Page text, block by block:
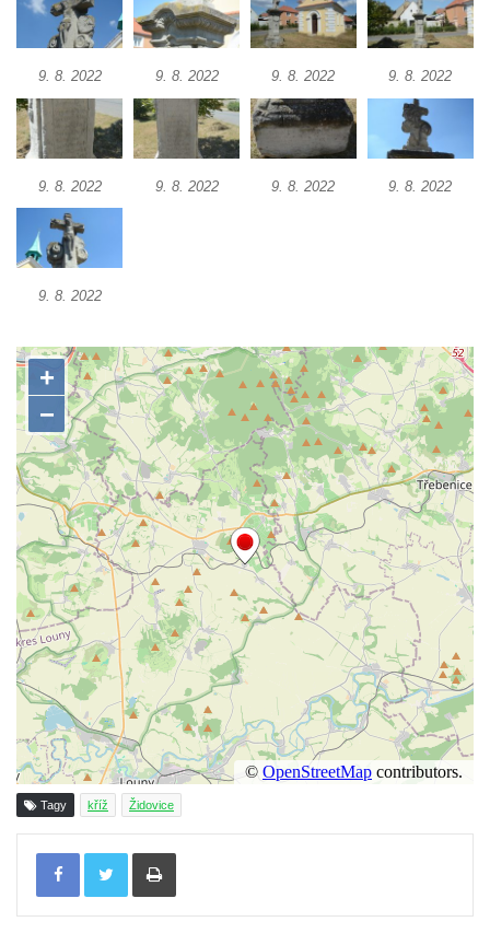
Kříž jižně od Prysku
Čechách
Kříž u kostela Zvěstování Panny Marie v
Duchcově
Údajný kříž před kostelem svatých Petra a
Pavla v Jeníkově
Kříž U Pěti lip na pastvině severovýchodně
od Mikulášovic
Kříž na rozcestí u domu čp. 123 v
Mikulášovicích
Wäberův kříž v zahradě domu čp. 184 v
Mikulášovicích
Kříž na louce v horních Mikulášovicích
Posteltův kříž naproti domu ev.č. 29 v
Mikulášovicích
Kříž Neubaukreuz u domu čp. 698 v
Mikulášovicích
Kříž manželů Endlerových u továrního
objektu v Mikulášovicích
Kříž u silnice východně od Mikulášovic
Meyerův kříž východně od Mikulášovic
Horním Podluží
Kříž u domu čp. 1016 v Mikulášovicích
Herltův kříž u Mikova v Mikulášovicích
9. 8. 2022 9. 8. 2022 9. 8. 2022 9. 8. 2022
9. 8. 2022 9. 8. 2022 9. 8. 2022 9. 8. 2022
9. 8. 2022
Tagy kříž Židovice
Tisknout